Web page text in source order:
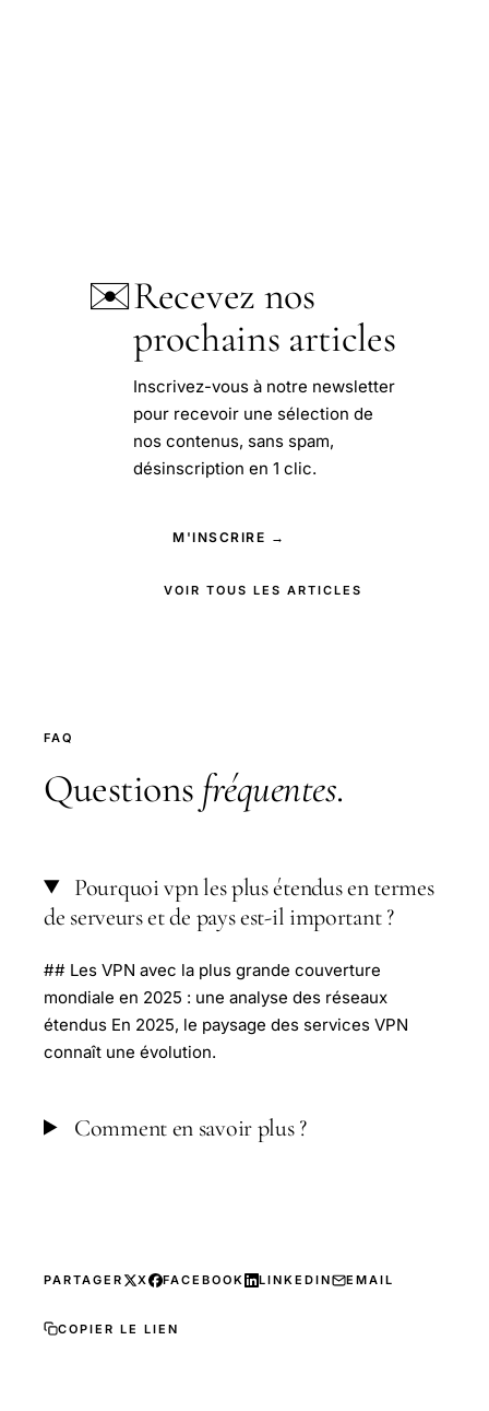
✉️Recevez nos
prochains articles
Inscrivez-vous à notre newsletter
pour recevoir une sélection de
nos contenus, sans spam,
désinscription en 1 clic.
M'INSCRIRE →
VOIR TOUS LES ARTICLES
FAQ
Questions fréquentes.
Pourquoi vpn les plus étendus en termes
de serveurs et de pays est-il important ?
## Les VPN avec la plus grande couverture
mondiale en 2025 : une analyse des réseaux
étendus En 2025, le paysage des services VPN
connaît une évolution.
Comment en savoir plus ?
PARTAGER X FACEBOOK LINKEDIN EMAIL
COPIER LE LIEN